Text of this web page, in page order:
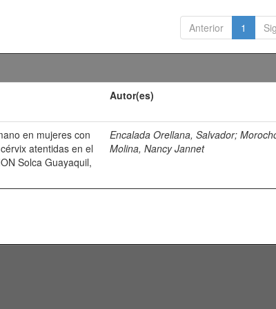
Anterior 1
Autor(es)
en mujeres con
atentidas en el
Solca Guayaquil,
Encalada Orellana, Salvador;
Molina, Nancy Jannet